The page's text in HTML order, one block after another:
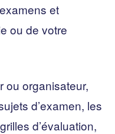
et
ou de votre
ou organisateur,
d’examen, les
d’évaluation,